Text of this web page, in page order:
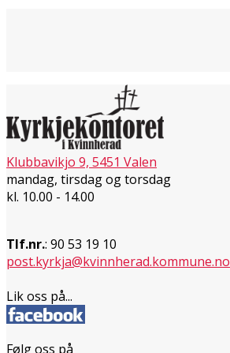
Klubbavikjo 9, 5451 Valen
mandag, tirsdag og torsdag
kl. 10.00 - 14.00
Tlf.nr.: 90 53 19 10
post.kyrkja@kvinnherad.kommune.no
Lik oss på...
Følg oss på